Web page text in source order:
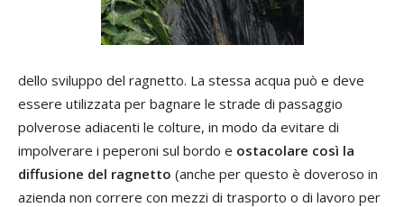
dello sviluppo del ragnetto. La stessa acqua può e deve
essere utilizzata per bagnare le strade di passaggio
polverose adiacenti le colture, in modo da evitare di
impolverare i peperoni sul bordo e ostacolare così la
diffusione del ragnetto (anche per questo è doveroso in
azienda non correre con mezzi di trasporto o di lavoro per